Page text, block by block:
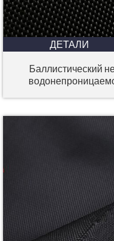
ДЕТАЛИ
Баллистический